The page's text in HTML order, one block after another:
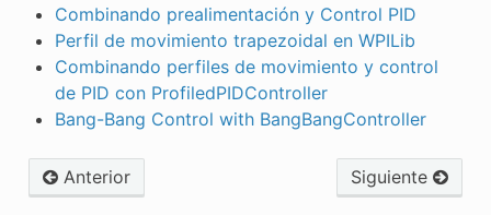
Combinando prealimentación y Control PID
Perfil de movimiento trapezoidal en WPILib
Combinando perfiles de movimiento y control
de PID con ProfiledPIDController
Bang-Bang Control with BangBangController
Anterior Siguiente